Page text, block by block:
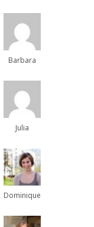
Barbara
Julia
Dominique